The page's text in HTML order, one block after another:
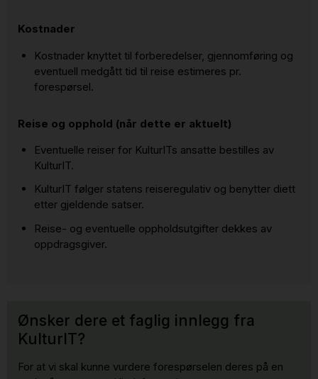
Kostnader
Kostnader knyttet til forberedelser, gjennomføring og
eventuell medgått tid til reise estimeres pr.
forespørsel.
Reise og opphold (når dette er aktuelt)
Eventuelle reiser for KulturITs ansatte bestilles av
KulturIT.
KulturIT følger statens reiseregulativ og benytter diett
etter gjeldende satser.
Reise- og eventuelle oppholdsutgifter dekkes av
oppdragsgiver.
Ønsker dere et faglig innlegg fra
KulturIT?
For at vi skal kunne vurdere forespørselen deres på en